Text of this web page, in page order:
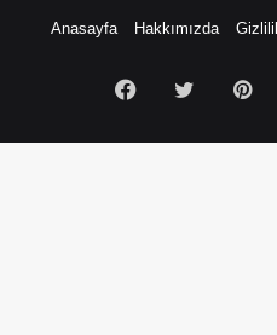
Anasayfa Hakkımızda
FacebookTwitter